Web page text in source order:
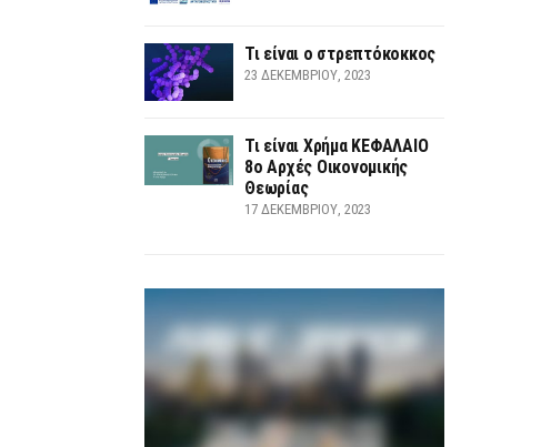
Τι είναι ο στρεπτόκοκκος
23 ΔΕΚΕΜΒΡΊΟΥ, 2023
Τι είναι Χρήμα ΚΕΦΑΛΑΙΟ
8ο Αρχές Οικονομικής
Θεωρίας
17 ΔΕΚΕΜΒΡΊΟΥ, 2023